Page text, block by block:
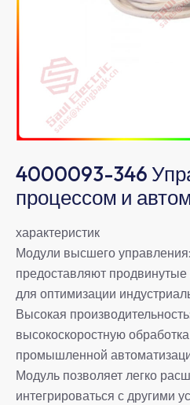
4000093-346
процессом и
характеристик
Модули высшего
предоставляют
для оптимизации
Высокая
высокоскоростную
промышленной
Модуль позволяет легко
интегрироваться с другими